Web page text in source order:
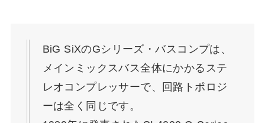
BiG SiXのGシリーズ・バスコンプは、
メインミックスバス全体にかかるステ
レオコンプレッサーで、回路トポロジ
ーは全く同じです。